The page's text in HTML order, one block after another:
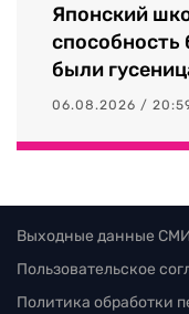
Японский
способность
были
06.08.2026 /
Выходные данные СМИ
Пользовательское
Политика обработки